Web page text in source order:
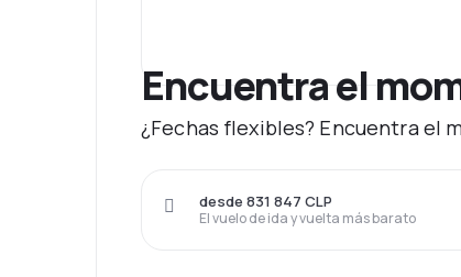
Encuentra el
¿Fechas flexibles? Encuentra el
El vuelo de ida y vuelta más barato
desde 831 847 CLP